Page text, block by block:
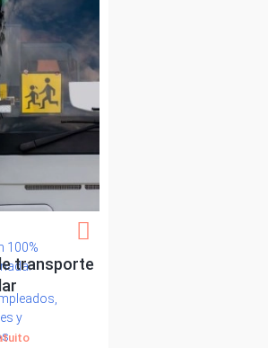
100%
y
transporte